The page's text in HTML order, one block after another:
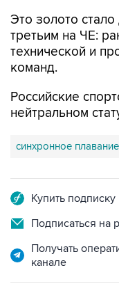
Это золото стало
третьим на ЧЕ:
технической и
команд.
Российские
нейтральном
синхронное плавание
Купить
Подписаться на
Получать
канале